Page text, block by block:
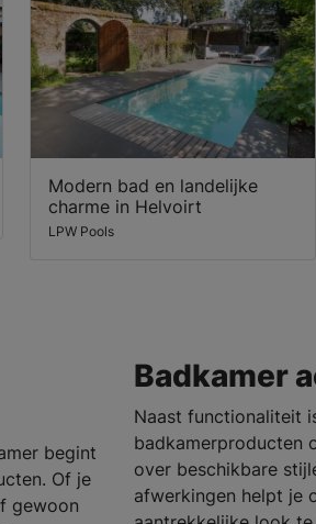
Modern bad en landelijke
charme in Helvoirt
LPW Pools
begint
Of je
gewoon
Badkamer
Naast functionaliteit
badkamerproducten
over beschikbare
afwerkingen helpt je